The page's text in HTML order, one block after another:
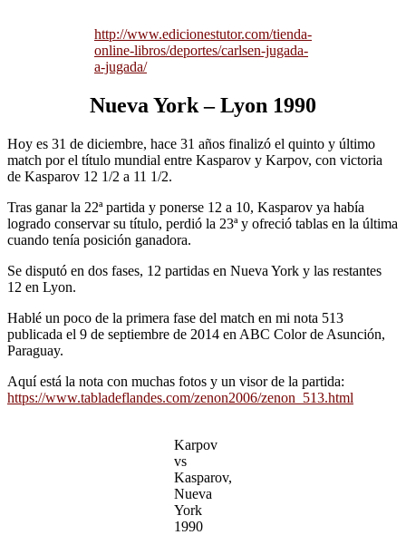
http://www.edicionestutor.com/tienda-
online-libros/deportes/carlsen-jugada-
a-jugada/
Nueva York – Lyon 1990
Hoy es 31 de diciembre, hace 31 años finalizó el quinto y último
match por el título mundial entre Kasparov y Karpov, con victoria
de Kasparov 12 1/2 a 11 1/2.
Tras ganar la 22ª partida y ponerse 12 a 10, Kasparov ya había
logrado conservar su título, perdió la 23ª y ofreció tablas en la última
cuando tenía posición ganadora.
Se disputó en dos fases, 12 partidas en Nueva York y las restantes
12 en Lyon.
Hablé un poco de la primera fase del match en mi nota 513
publicada el 9 de septiembre de 2014 en ABC Color de Asunción,
Paraguay.
Aquí está la nota con muchas fotos y un visor de la partida:
https://www.tabladeflandes.com/zenon2006/zenon_513.html
Karpov
vs
Kasparov,
Nueva
York
1990